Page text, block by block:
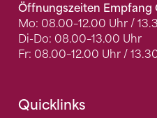
Öffnungszeiten Empfang
Mo: 08.00–12.00 Uhr /
Di-Do: 08.00–13.00 Uhr
Fr: 08.00–12.00 Uhr /
Quicklinks